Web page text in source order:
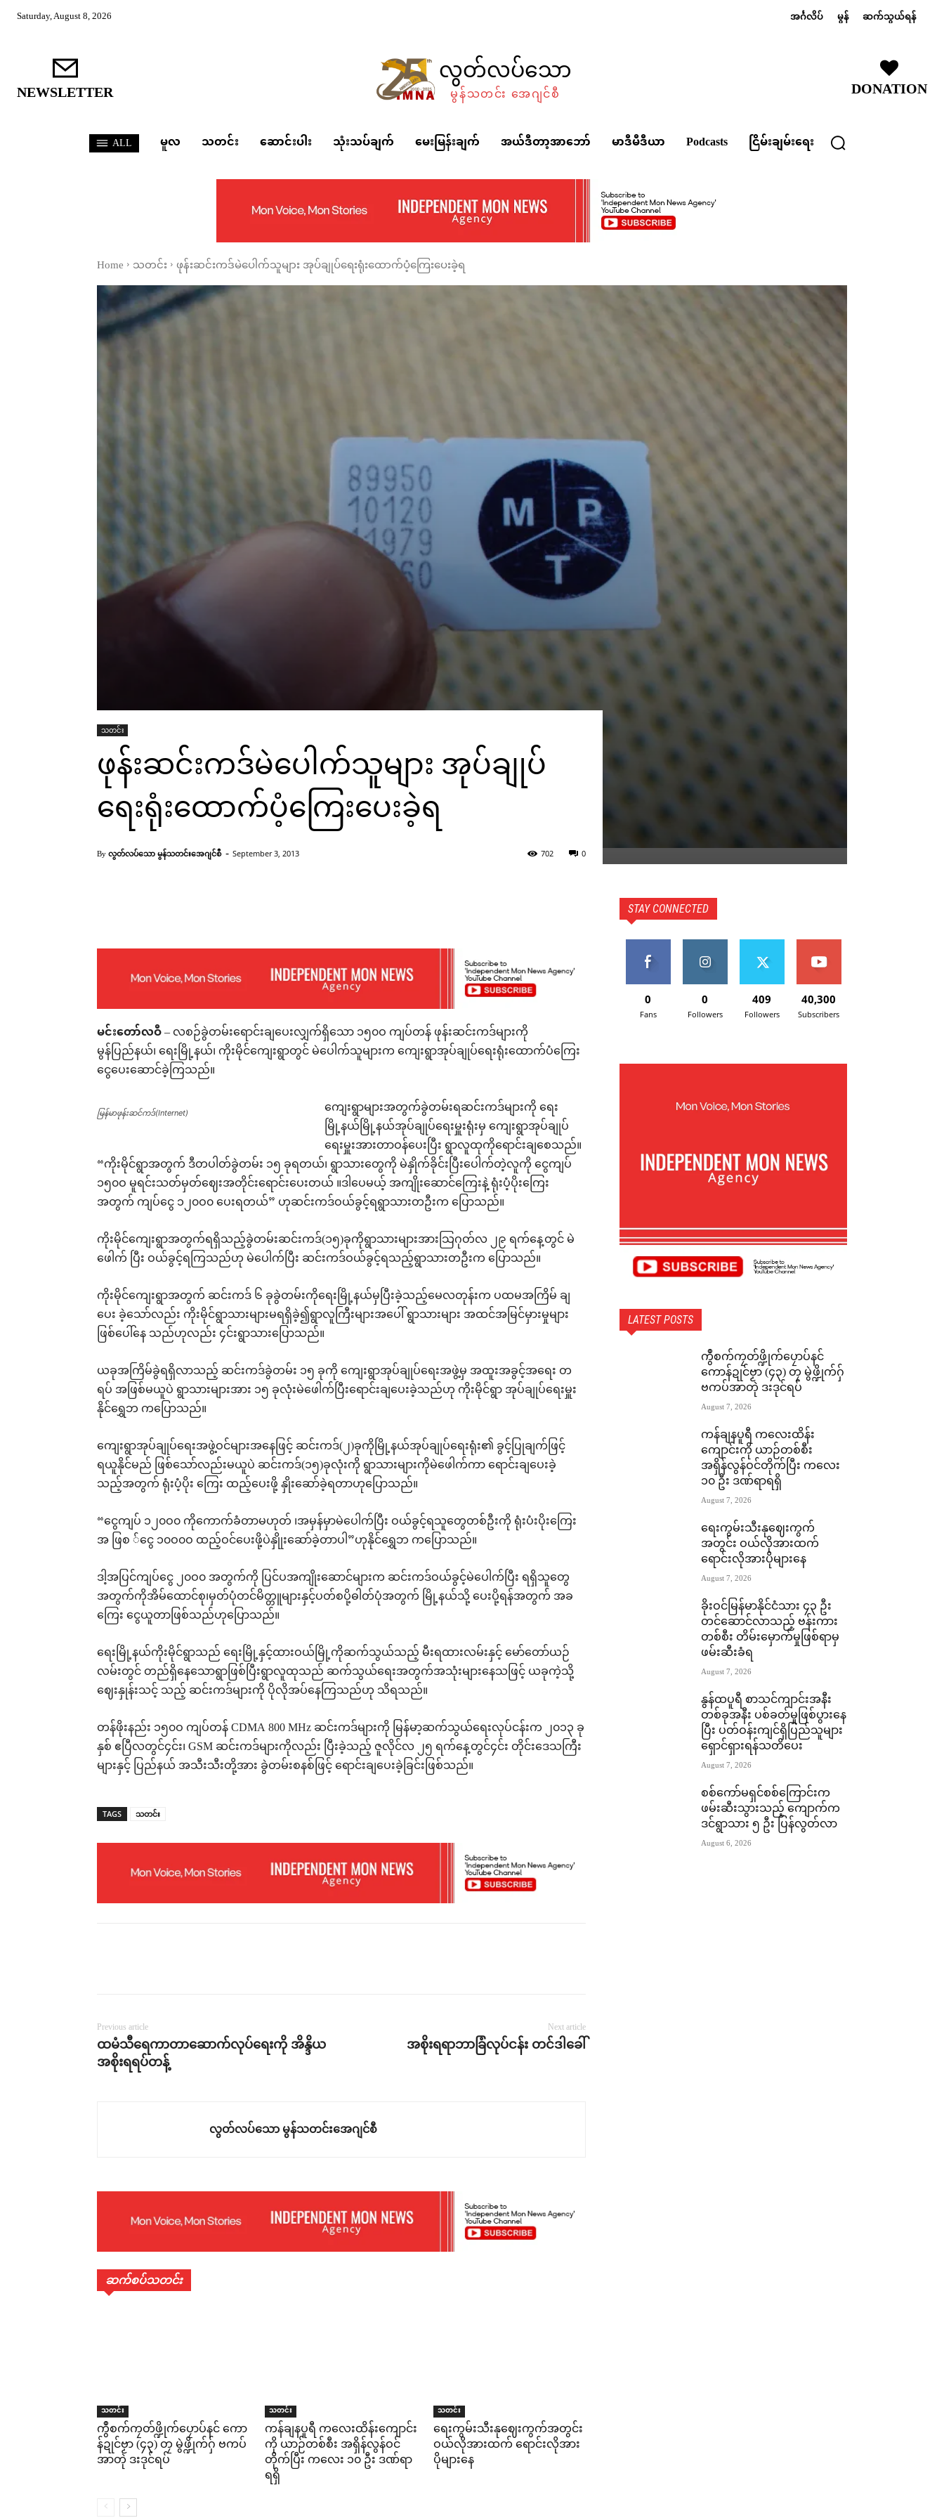
Saturday, August 8, 2026 အင်္ဂလိပ် မွန် ဆက်သွယ်ရန်
NEWSLETTER လွတ်လပ်သော
မွန်သတင်း အေဂျင်စီ DONATION
ALL မူလ သတင်း ဆောင်းပါး သုံးသပ်ချက် မေးမြန်းချက် အယ်ဒီတာ့အာဘော် မာဒီမီဒီယာ Podcasts ငြိမ်းချမ်းရေး
Home သတင်း ဖုန်းဆင်းကဒ်မဲပေါက်သူများ အုပ်ချုပ်ရေးရုံးထောက်ပံ့ကြေးပေးခဲ့ရ
မြန်မာဖုန်းဆင်ကဒ်(Internet)
သတင်း
ဖုန်းဆင်းကဒ်မဲပေါက်သူများ အုပ်ချုပ်
ရေးရုံးထောက်ပံ့ကြေးပေးခဲ့ရ
By လွတ်လပ်သော မွန်သတင်းအေဂျင်စီ - September 3, 2013 0
702
မင်းတော်လဝီ– လစဉ်ခွဲတမ်းရောင်းချပေးလျှက်ရှိသော ၁၅၀ဝ ကျပ်တန် ဖုန်းဆင်းကဒ်များကို
မွန်ပြည်နယ်၊ ရေးမြို့နယ်၊ ကိုးမိုင်ကျေးရွာတွင် မဲပေါက်သူများက ကျေးရွာအုပ်ချုပ်ရေးရုံးထောက်ပံကြေး
ငွေပေးဆောင်ခဲ့ကြသည်။
မြန်မာဖုန်းဆင်ကဒ်(Internet) ကျေးရွာများအတွက်ခွဲတမ်းရဆင်းကဒ်များကို ရေး
မြို့နယ်မြို့နယ်အုပ်ချုပ်ရေးမှူးရုံးမှ ကျေးရွာအုပ်ချုပ်
ရေးမှူးအားတာဝန်ပေးပြီး ရွာလူထုကိုရောင်းချစေသည်။
“ကိုးမိုင်ရွာအတွက် ဒီတပါတ်ခွဲတမ်း ၁၅ ခုရတယ်၊ ရွာသားတွေကို မဲနှိုက်ခိုင်းပြီးပေါက်တဲ့လူကို ငွေကျပ်
၁၅၀ဝ မူရင်းသတ်မှတ်ဈေးအတိုင်းရောင်းပေးတယ် ။ဒါပေမယ့် အကျိုးဆောင်ကြေးနဲ့ ရုံးပံ့ပိုးကြေး
အတွက် ကျပ်ငွေ ၁၂၀ဝ၀ ပေးရတယ်” ဟုဆင်းကဒ်ဝယ်ခွင့်ရရွာသားတဦးက ပြောသည်။
ကိုးမိုင်ကျေးရွာအတွက်ရရှိသည့်ခွဲတမ်းဆင်းကဒ်(၁၅)ခုကိုရွာသားများအားသြဂုတ်လ ၂၉ ရက်နေ့တွင် မဲ
ဖေါက် ပြီး ဝယ်ခွင့်ရကြသည်ဟု မဲပေါက်ပြီး ဆင်းကဒ်ဝယ်ခွင့်ရသည့်ရွာသားတဦးက ပြောသည်။
ကိုးမိုင်ကျေးရွာအတွက် ဆင်းကဒ် ၆ ခုခွဲတမ်းကိုရေးမြို့နယ်မှပြီးခဲ့သည့်မေလတုန်းက ပထမအကြိမ် ချ
ပေး ခဲ့သော်လည်း ကိုးမိုင်ရွာသားများမရရှိခဲ့၍ရွာလူကြီးများအပေါ် ရွာသားများ အထင်အမြင်မှားမှုများ
ဖြစ်ပေါ်နေ သည်ဟုလည်း ၄င်းရွာသားပြောသည်။
ယခုအကြိမ်ခွဲရရှိလာသည့် ဆင်းကဒ်ခွဲတမ်း ၁၅ ခုကို ကျေးရွာအုပ်ချုပ်ရေးအဖွဲ့မှ အထူးအခွင့်အရေး တ
ရပ် အဖြစ်မယူပဲ ရွာသားများအား ၁၅ ခုလုံးမဲဖေါက်ပြီးရောင်းချပေးခဲ့သည်ဟု ကိုးမိုင်ရွာ အုပ်ချုပ်ရေးမှူး
နိုင်ရွှေဘ ကပြောသည်။
ကျေးရွာအုပ်ချုပ်ရေးအဖွဲ့ဝင်များအနေဖြင့် ဆင်းကဒ်(၂)ခုကိုမြို့နယ်အုပ်ချုပ်ရေးရုံး၏ ခွင့်ပြုချက်ဖြင့်
ရယူနိုင်မည် ဖြစ်သော်လည်းမယူပဲ ဆင်းကဒ်(၁၅)ခုလုံးကို ရွာသားများကိုမဲဖေါက်ကာ ရောင်းချပေးခဲ့
သည့်အတွက် ရုံးပံ့ပိုး ကြေး ထည့်ပေးဖို့ နှိုးဆော်ခဲ့ရတာဟုပြောသည်။
“ငွေကျပ် ၁၂၀ဝ၀ ကိုကောက်ခံတာမဟုတ် ၊အမှန်မှာမဲပေါက်ပြီး ဝယ်ခွင့်ရသူတွေတစ်ဦးကို ရုံးပံးပိုးကြေး
အ ဖြစ ်ငွေ ၁၀ဝ၀ဝ ထည့်ဝင်ပေးဖို့ပဲနှိုုးဆော်ခဲ့တာပါ”ဟုနိုင်ရွှေဘ ကပြောသည်။
ဒါ့အပြင်ကျပ်ငွေ ၂၀ဝ၀ အတွက်ကို ပြင်ပအကျိုးဆောင်များက ဆင်းကဒ်ဝယ်ခွင့်မဲပေါက်ပြီး ရရှိသူတွေ
အတွက်ကိုအိမ်ထောင်စု၊မှတ်ပုံတင်မိတ္တူများနှင့်ပတ်စပို့ဓါတ်ပုံအတွက် မြို့နယ်သို့ ပေးပို့ရန်အတွက် အခ
ကြေး ငွေယူတာဖြစ်သည်ဟုပြောသည်။
ရေးမြို့နယ်ကိုးမိုင်ရွာသည် ရေးမြို့နှင့်ထားဝယ်မြို့ကိုဆက်သွယ်သည့် မီးရထားလမ်းနှင့် မော်တော်ယဉ်
လမ်းတွင် တည်ရှိနေသောရွာဖြစ်ပြီးရွာလူထုသည် ဆက်သွယ်ရေးအတွက်အသုံးများနေသဖြင့် ယခုကဲ့သို့
ဈေးနှုန်းသင့် သည့် ဆင်းကဒ်များကို ပိုလိုအပ်နေကြသည်ဟု သိရသည်။
တန်ဖိုးနည်း ၁၅၀ဝ ကျပ်တန် CDMA 800 MHz ဆင်းကဒ်များကို မြန်မာ့ဆက်သွယ်ရေးလုပ်ငန်းက ၂၀၁၃ ခု
နှစ် ဧပြီလတွင်၄င်း၊ GSM ဆင်းကဒ်များကိုလည်း ပြီးခဲ့သည့် ဇူလိုင်လ ၂၅ ရက်နေ့တွင်၄င်း တိုင်းဒေသကြီး
များနှင့် ပြည်နယ် အသီးသီးတို့အား ခွဲတမ်းစနစ်ဖြင့် ရောင်းချပေးခဲ့ခြင်းဖြစ်သည်။
TAGS သတင်း
Previous article
ထမံသီရေကာတာဆောက်လုပ်ရေးကို အိန္ဒိယ
အစိုးရရပ်တန့်
Next article
အစိုးရရာဘာခြံလုပ်ငန်း တင်ဒါခေါ်
လွတ်လပ်သော မွန်သတင်းအေဂျင်စီ
ဆက်စပ်သတင်း
သတင်း
ကွဳစက်ကၠတ်ဖ္ဍိုက်ပၠောပ်နင် ကော
န်ဍုင်ဗၟာ (၄၃) တၠ မွဲဖ္ဍိုက်ဂှ် ဗကပ်
အာတုဲ ဒးဒုင်ရပ်
သတင်း
ကန်ချနပူရီ ကလေးထိန်းကျောင်း
ကို ယာဉ်တစ်စီး အရှိန်လွန်ဝင်
တိုက်ပြီး ကလေး ၁၀ ဦး ဒဏ်ရာ
ရရှိ
သတင်း
ရေးကွမ်းသီးနုဈေးကွက်အတွင်း
ဝယ်လိုအားထက် ရောင်းလိုအား
ပိုများနေ
STAY CONNECTED
0
Fans
0
Followers
409
Followers
40,300
Subscribers
LATEST POSTS
ကွဳစက်ကၠတ်ဖ္ဍိုက်ပၠောပ်နင်
ကောန်ဍုင်ဗၟာ (၄၃) တၠ မွဲဖ္ဍိုက်ဂှ်
ဗကပ်အာတုဲ ဒးဒုင်ရပ်
August 7, 2026
ကန်ချနပူရီ ကလေးထိန်း
ကျောင်းကို ယာဉ်တစ်စီး
အရှိန်လွန်ဝင်တိုက်ပြီး ကလေး
၁၀ ဦး ဒဏ်ရာရရှိ
August 7, 2026
ရေးကွမ်းသီးနုဈေးကွက်
အတွင်း ဝယ်လိုအားထက်
ရောင်းလိုအားပိုများနေ
August 7, 2026
ခိုးဝင်မြန်မာနိုင်ငံသား ၄၃ ဦး
တင်ဆောင်လာသည့် ဗန်းကား
တစ်စီး တိမ်းမှောက်မှုဖြစ်ရာမှ
ဖမ်းဆီးခံရ
August 7, 2026
နွန်ထပူရီ စာသင်ကျာင်းအနီး
တစ်ခုအနီး ပစ်ခတ်မှုဖြစ်ပွားနေ
ပြီး ပတ်ဝန်းကျင်ရှိပြည်သူများ
ရှောင်ရှားရန်သတိပေး
August 7, 2026
စစ်ကော်မရှင်စစ်ကြောင်းက
ဖမ်းဆီးသွားသည့် ကျောက်က
ဒင်ရွာသား ၅ ဦး ပြန်လွတ်လာ
August 6, 2026